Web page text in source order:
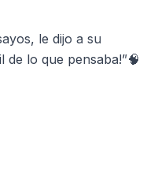
le dijo a su
de lo que pensaba!”🧠